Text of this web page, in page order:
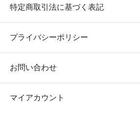
特定商取引法に基づく表記
プライバシーポリシー
お問い合わせ
マイアカウント